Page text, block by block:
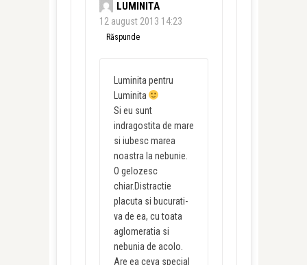
LUMINITA
12 august 2013 14:23
Răspunde
Luminita pentru
Luminita
Si eu sunt
indragostita de mare
si iubesc marea
noastra la nebunie.
O gelozesc
chiar.Distractie
placuta si bucurati-
va de ea, cu toata
aglomeratia si
nebunia de acolo.
Are ea ceva special